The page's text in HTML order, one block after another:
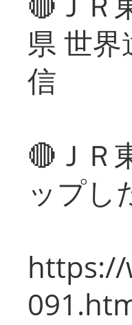
県 世
信
🔴ＪＲ
ップし